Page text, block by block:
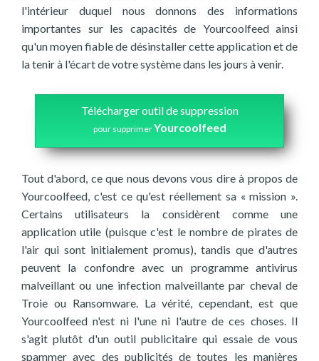
l'intérieur duquel nous donnons des informations
importantes sur les capacités de Yourcoolfeed ainsi
qu'un moyen fiable de désinstaller cette application et de
la tenir à l'écart de votre système dans les jours à venir.
Télécharger outil de suppression
pour supprimerYourcoolfeed
Tout d'abord, ce que nous devons vous dire à propos de
Yourcoolfeed, c'est ce qu'est réellement sa « mission ».
Certains utilisateurs la considèrent comme une
application utile (puisque c'est le nombre de pirates de
l'air qui sont initialement promus), tandis que d'autres
peuvent la confondre avec un programme antivirus
malveillant ou une infection malveillante par cheval de
Troie ou Ransomware. La vérité, cependant, est que
Yourcoolfeed n'est ni l'une ni l'autre de ces choses. Il
s'agit plutôt d'un outil publicitaire qui essaie de vous
spammer avec des publicités de toutes les manières